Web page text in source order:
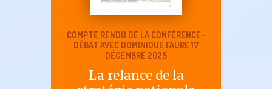
COMPTE RENDU DE LA CONFÉRENCE-
DÉBAT AVEC DOMINIQUE FAURE 17
DÉCEMBRE 2025
La relance de la